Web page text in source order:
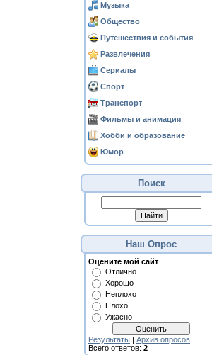
Музыка
Общество
Путешествия и события
Развлечения
Сериалы
Спорт
Транспорт
Фильмы и анимация
Хобби и образование
Юмор
Поиск
Наш Опрос
Оцените мой сайт
Отлично
Хорошо
Неплохо
Плохо
Ужасно
Результаты | Архив опросов
Всего ответов: 2